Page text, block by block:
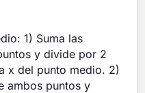
1) Suma las
y divide por 2
x del punto medio. 2)
ambos puntos y